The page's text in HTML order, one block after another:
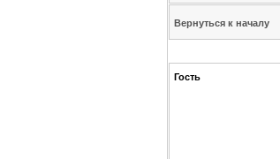
Вернуться к началу
Гость